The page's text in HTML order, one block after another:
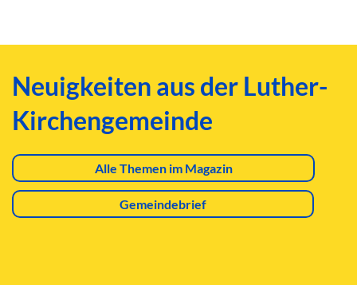
Neuigkeiten aus der Luther-
Kirchengemeinde
Alle Themen im Magazin
Gemeindebrief